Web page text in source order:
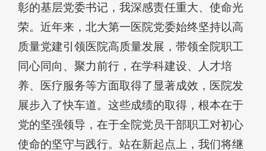
彰的基层党委书记，我深感责任重大、使命光
荣。近年来，北大第一医院党委始终坚持以高
质量党建引领医院高质量发展，带领全院职工
同心同向、聚力前行，在学科建设、人才培
养、医疗服务等方面取得了显著成效，医院发
展步入了快车道。这些成绩的取得，根本在于
党的坚强领导，在于全院党员干部职工对初心
使命的坚守与践行。站在新起点上，我们将继